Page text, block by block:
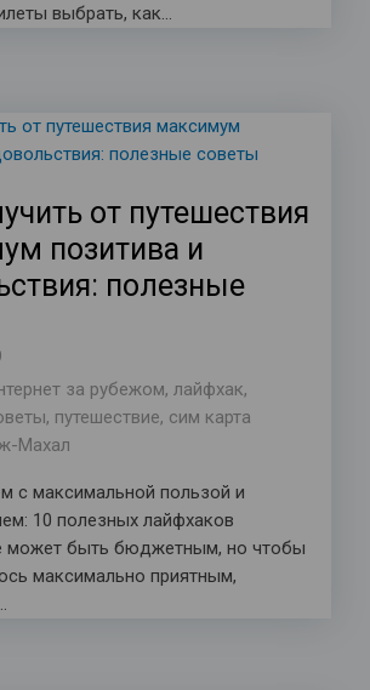
выбрать, как…
от путешествия
позитива и
полезные
за рубежом, лайфхак,
, путешествие, сим карта
Махал
с максимальной пользой и
10 полезных лайфхаков
может быть бюджетным, но чтобы
максимально приятным,